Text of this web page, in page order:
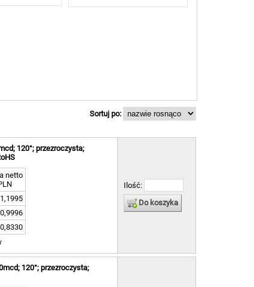
Sortuj po:
120°; przezroczysta;
netto
1,1995
0,9996
0,8330
Ilość:
Do koszyka
120°; przezroczysta;